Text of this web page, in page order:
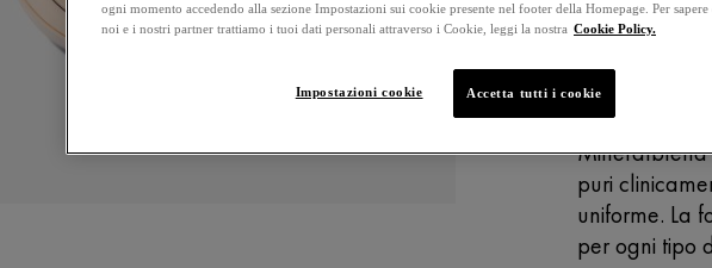
129
Reviews.
alla
pagina.
Descrizione
Minéralblend
puri
uniforme. La
per ogni tipo
ogni momento accedendo alla sezione Impostazioni sui cookie presente nel footer della Homepage. Per
noi e i nostri partner trattiamo i tuoi dati personali attraverso i Cookie, leggi la nostra Cookie Policy.
Impostazioni cookie Accetta tutti i cookie